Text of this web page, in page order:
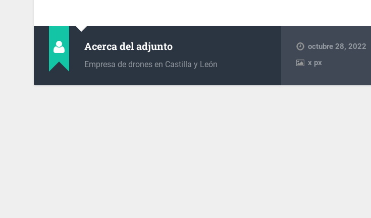
Acerca del adjunto
Empresa de drones en Castilla y León
octubre 28, 2022
x px